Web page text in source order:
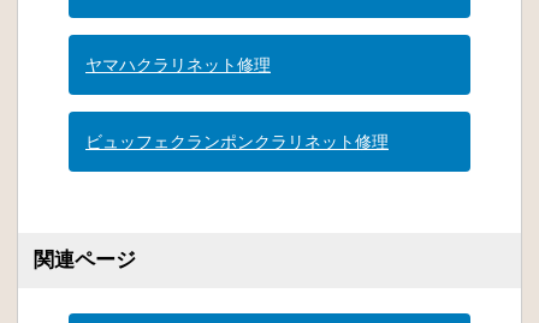
ヤマハクラリネット修理
ビュッフェクランポンクラリネット修理
関連ページ